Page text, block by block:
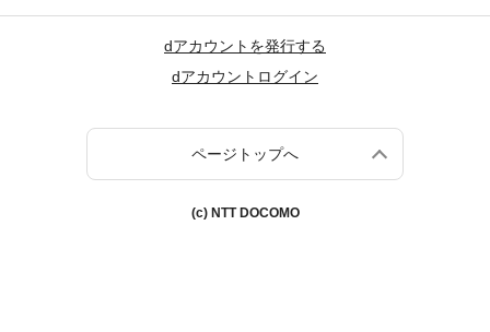
dアカウントを発行する
dアカウントログイン
ページトップへ
(c) NTT DOCOMO